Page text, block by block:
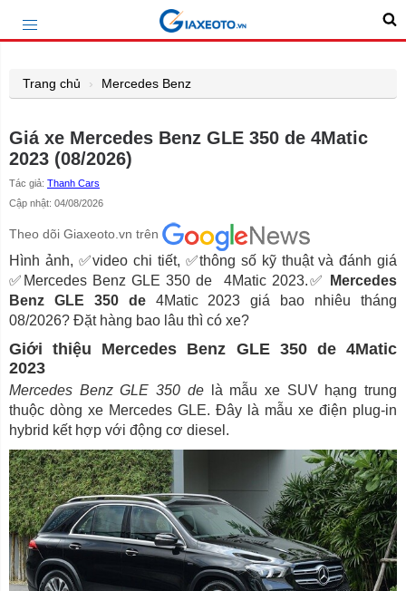
Trang chủ Mercedes Benz
Giá xe Mercedes Benz GLE 350 de 4Matic
2023 (08/2026)
Tác giả: Thanh Cars
Cập nhật: 04/08/2026
Theo dõi Giaxeoto.vn trên
Hình ảnh, ✅video chi tiết, ✅thông số kỹ thuật và đánh giá
✅Mercedes Benz GLE 350 de 4Matic 2023.✅
Mercedes
Benz GLE 350 de4Matic 2023 giá bao nhiêu tháng
08/2026? Đặt hàng bao lâu thì có xe?
Giới thiệu Mercedes Benz GLE 350 de 4Matic
2023
Mercedes Benz GLE 350 delà mẫu xe SUV hạng trung
thuộc dòng xe Mercedes GLE. Đây là mẫu xe điện plug-in
hybrid kết hợp với động cơ diesel.